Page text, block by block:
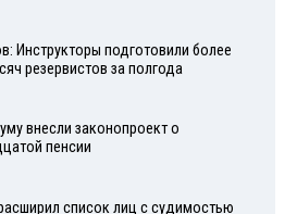
Инструкторы подготовили более
резервистов за полгода
внесли законопроект о
пенсии
список лиц с судимостью